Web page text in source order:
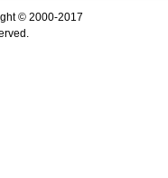
© 2000-2017